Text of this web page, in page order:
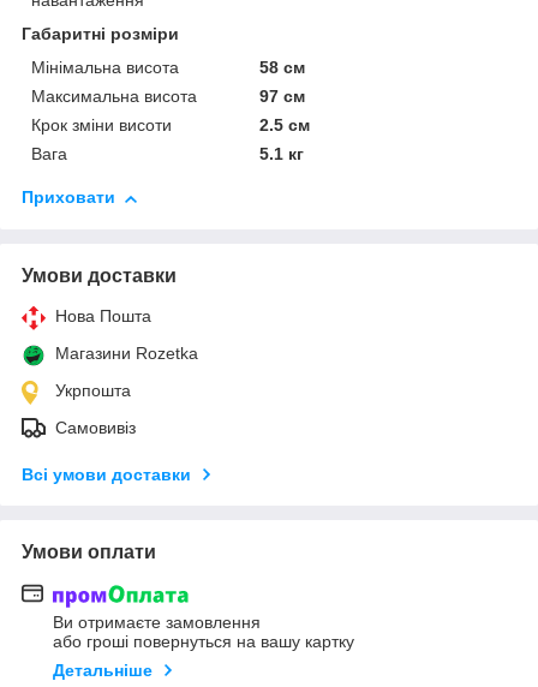
Габаритні розміри
Мінімальна висота
58 см
Максимальна висота
97 см
Крок зміни висоти
2.5 см
Вага
5.1 кг
Приховати
Умови доставки
Нова Пошта
Магазини Rozetka
Укрпошта
Самовивіз
Всі умови доставки
Умови оплати
Ви отримаєте замовлення
або гроші повернуться на вашу картку
Детальніше